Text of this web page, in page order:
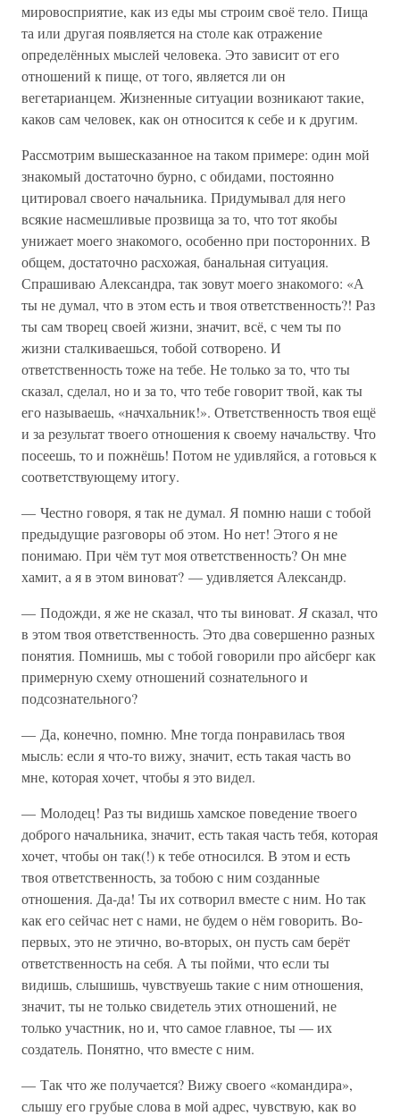
мировосприятие, как из еды мы строим своё тело. Пища
та или другая появляется на столе как отражение
определённых мыслей человека. Это зависит от его
отношений к пище, от того, является ли он
вегетарианцем. Жизненные ситуации возникают такие,
каков сам человек, как он относится к себе и к другим.
Рассмотрим вышесказанное на таком примере: один мой
знакомый достаточно бурно, с обидами, постоянно
цитировал своего начальника. Придумывал для него
всякие насмешливые прозвища за то, что тот якобы
унижает моего знакомого, особенно при посторонних. В
общем, достаточно расхожая, банальная ситуация.
Спрашиваю Александра, так зовут моего знакомого: «А
ты не думал, что в этом есть и твоя ответственность?! Раз
ты сам творец своей жизни, значит, всё, с чем ты по
жизни сталкиваешься, тобой сотворено. И
ответственность тоже на тебе. Не только за то, что ты
сказал, сделал, но и за то, что тебе говорит твой, как ты
его называешь, «начхальник!». Ответственность твоя ещё
и за результат твоего отношения к своему начальству. Что
посеешь, то и пожнёшь! Потом не удивляйся, а готовься к
соответствующему итогу.
— Честно говоря, я так не думал. Я помню наши с тобой
предыдущие разговоры об этом. Но нет! Этого я не
понимаю. При чём тут моя ответственность? Он мне
хамит, а я в этом виноват? — удивляется Александр.
— Подожди, я же не сказал, что ты виноват. Ясказал, что
в этом твоя ответственность. Это два совершенно разных
понятия. Помнишь, мы с тобой говорили про айсберг как
примерную схему отношений сознательного и
подсознательного?
— Да, конечно, помню. Мне тогда понравилась твоя
мысль: если я что-то вижу, значит, есть такая часть во
мне, которая хочет, чтобы я это видел.
— Молодец! Раз ты видишь хамское поведение твоего
доброго начальника, значит, есть такая часть тебя, которая
хочет, чтобы он так(!) к тебе относился. В этом и есть
твоя ответственность, за тобою с ним созданные
отношения. Да-да! Ты их сотворил вместе с ним. Но так
как его сейчас нет с нами, не будем о нём говорить. Во-
первых, это не этично, во-вторых, он пусть сам берёт
ответственность на себя. А ты пойми, что если ты
видишь, слышишь, чувствуешь такие с ним отношения,
значит, ты не только свидетель этих отношений, не
только участник, но и, что самое главное, ты — их
создатель. Понятно, что вместе с ним.
— Так что же получается? Вижу своего «командира»,
слышу его грубые слова в мой адрес, чувствую, как во